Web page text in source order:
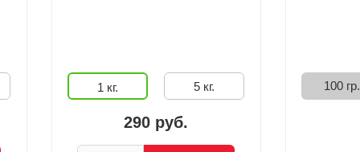
1 кг. 5 кг.
290 руб.
100 гр.